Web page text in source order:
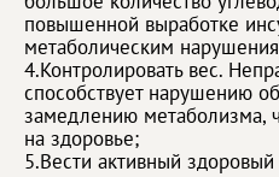
повышенной выработке
метаболическим
4.Контролировать вес.
способствует нарушению
замедлению метаболизма,
на здоровье;
5.Вести активный